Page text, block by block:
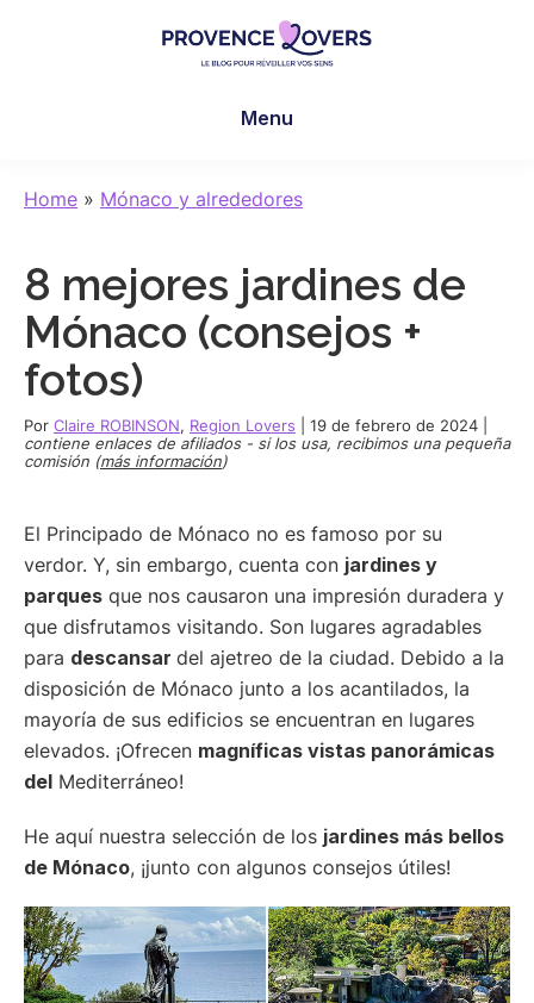
en
Le
de
Manu
Menu
Home » Mónaco y alrededores
8 mejores jardines de
Mónaco (consejos +
fotos)
Por Claire ROBINSON, Region Lovers 19 de febrero de 2024
contiene enlaces de afiliados - si los usa, recibimos una pequeña
comisión (más información)
El Principado de Mónaco no es famoso por su
verdor. Y, sin embargo, cuenta con jardines y
parques que nos causaron una impresión duradera y
que disfrutamos visitando. Son lugares agradables
para descansar del ajetreo de la ciudad. Debido a la
disposición de Mónaco junto a los acantilados, la
mayoría de sus edificios se encuentran en lugares
elevados. ¡Ofrecen magníficas vistas panorámicas
del Mediterráneo!
He aquí nuestra selección de los jardines más bellos
de Mónaco, ¡junto con algunos consejos útiles!